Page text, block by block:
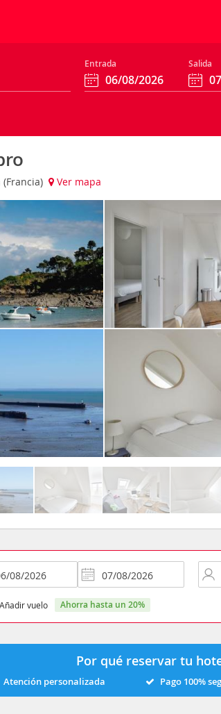
Entrada Salida
(Francia) Ver mapa
Añadir vuelo ahorra hasta un 20%
Por qué reservar tu
Atención personalizada Pago 100%